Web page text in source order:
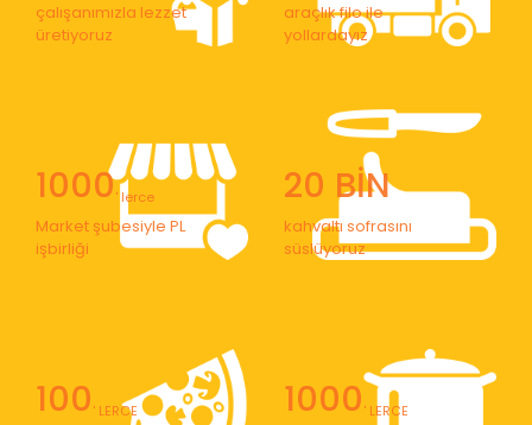
çalışanımızla lezzet
üretiyoruz
araçlık filo ile
yollardayız
1000' lerce
Market şubesiyle PL
işbirliği
20 BİN
kahvaltı sofrasını
süslüyoruz
100' LERCE 1000' LERCE